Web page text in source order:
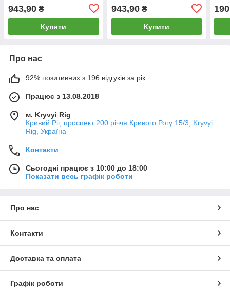
943,90 ₴
Купити
943,90₴
Купити
190
Про нас
92% позитивних з 196 відгуків за рік
Працює з 13.08.2018
м. Kryvyi Rig
Кривий Ріг, проспект 200 річчя Кривого Рогу 15/3, Kryvyi
Rig, Україна
Контакти
Сьогодні працює з 10:00 до 18:00
Показати весь графік роботи
Про нас
Контакти
Доставка та оплата
Графік роботи